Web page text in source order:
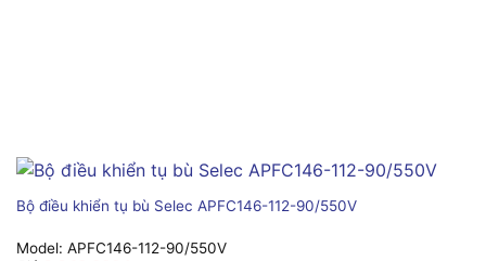
Bộ điều khiển tụ bù Selec APFC146-112-90/550V
Model: APFC146-112-90/550V